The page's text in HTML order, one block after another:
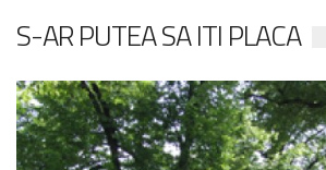
S-AR PUTEA SA ITI PLACA